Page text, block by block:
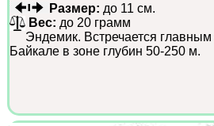
Размер: до 11 см.
Вес: до 20 грамм
Эндемик. Встречается
Байкале в зоне глубин 50-250 м.